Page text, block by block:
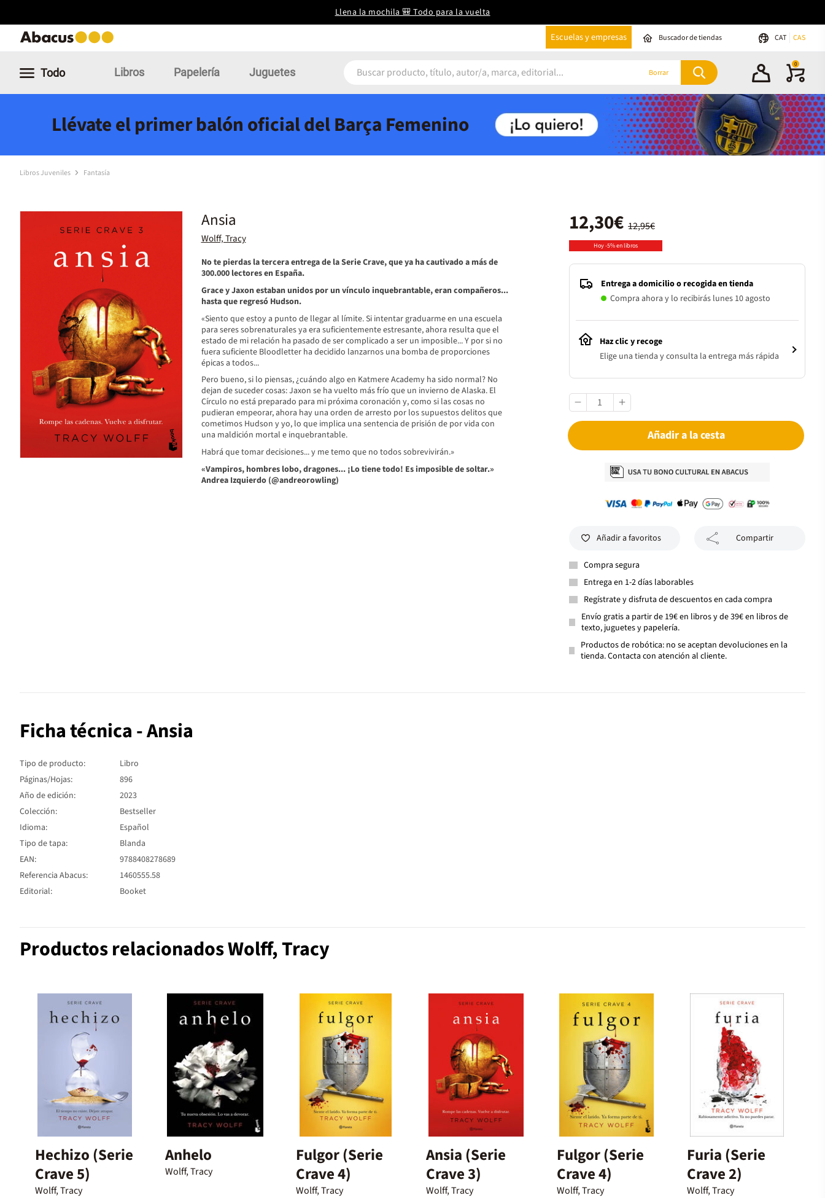
Llena la mochila 🎒 Todo para la vuelta
Escuelas y empresas Buscador de tiendas CAT CAS
Todo Libros Papelería Juguetes Borrar
0
Llévate el primer balón oficial del Barça Femenino
Libros Juveniles Fantasía
Ansia
Wolff, Tracy
No te pierdas la tercera entrega de la Serie Crave, que ya ha cautivado a más de
300.000 lectores en España.
Grace y Jaxon estaban unidos por un vínculo inquebrantable, eran compañeros...
hasta que regresó Hudson.
«Siento que estoy a punto de llegar al límite. Si intentar graduarme en una escuela
para seres sobrenaturales ya era suficientemente estresante, ahora resulta que el
estado de mi relación ha pasado de ser complicado a ser un imposible... Y por si no
fuera suficiente Bloodletter ha decidido lanzarnos una bomba de proporciones
épicas a todos...
Pero bueno, si lo piensas, ¿cuándo algo en Katmere Academy ha sido normal? No
dejan de suceder cosas: Jaxon se ha vuelto más frío que un invierno de Alaska. El
Círculo no está preparado para mi próxima coronación y, como si las cosas no
pudieran empeorar, ahora hay una orden de arresto por los supuestos delitos que
cometimos Hudson y yo, lo que implica una sentencia de prisión de por vida con
una maldición mortal e inquebrantable.
Habrá que tomar decisiones... y me temo que no todos sobrevivirán.»
«Vampiros, hombres lobo, dragones... ¡Lo tiene todo! Es imposible de soltar.»
Andrea Izquierdo (@andreorowling)
12,95€
12,30€
Hoy -5% en libros
Entrega a domicilio o recogida en tienda
Compra ahora y lo recibirás lunes 10 agosto
Haz clic y recoge
Elige una tienda y consulta la entrega más rápida
Añadir a la cesta
Añadir a favoritos Compartir
Compra segura
Entrega en 1-2 días laborables
Regístrate y disfruta de descuentos en cada compra
Envío gratis a partir de 19€ en libros y de 39€ en libros de
texto, juguetes y papelería.
Productos de robótica: no se aceptan devoluciones en la
tienda. Contacta con atención al cliente.
Ficha técnica - Ansia
Tipo de producto:
Libro
Páginas/Hojas:
896
Año de edición:
2023
Colección:
Bestseller
Idioma:
Español
Tipo de tapa:
Blanda
EAN:
9788408278689
Referencia Abacus:
1460555.58
Editorial:
Booket
Productos relacionados Wolff, Tracy
Hechizo (Serie
Crave 5)
Wolff, Tracy
Anhelo
Wolff, Tracy
Fulgor (Serie
Crave 4)
Wolff, Tracy
Ansia (Serie
Crave 3)
Wolff, Tracy
Fulgor (Serie
Crave 4)
Wolff, Tracy
Furia (Serie
Crave 2)
Wolff, Tracy